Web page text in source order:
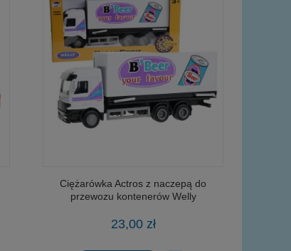
Ciężarówka Actros z naczepą do
przewozu kontenerów Welly
23,00 zł